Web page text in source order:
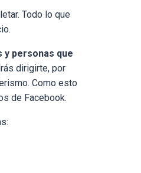
Todo lo que
y personas que
dirigirte, por
Como esto
de Facebook.